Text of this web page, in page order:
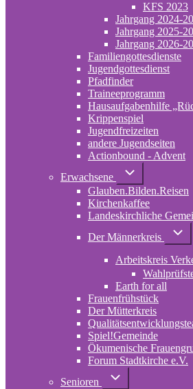
KFS 2023
Jahrgang 2024-
Jahrgang 2025-
Jahrgang 2026-
Familiengottesdienste
Jugendgottesdienst
Pfadfinder(opens
in
new
tab)
Traineeprogramm
Hausaufgabenhilfe
Krippenspiel
Jugendfreizeiten
andere Jugendseiten
Actionbound - Advent
Erwachsene
Unternavigation
Erwachsene
Glauben.Bilden.Reisen
Kirchenkaffee
Landeskirchliche
Der Männerkreis
Arbeitskreis
Earth for all
Frauenfrühstück
Der Mütterkreis
Spiel!Gemeinde
Ökumenische
Forum Stadtkirche e.V.
Senioren
Unternavigation